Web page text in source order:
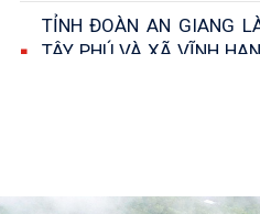
TỈNH ĐOÀN AN GIANG
TÂY PHÚ VÀ XÃ VĨNH
HỘI ĐỒNG NHÂN DÂN